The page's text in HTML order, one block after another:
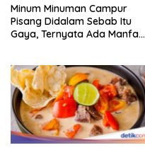
Minum Minuman Campur
Pisang Didalam Sebab Itu
Gaya, Ternyata Ada Manfaat